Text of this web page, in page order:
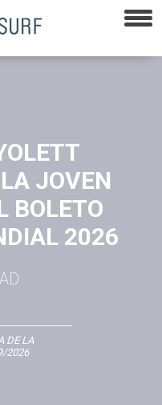
JOVEN
BOLETO
2026
DE LA
2026